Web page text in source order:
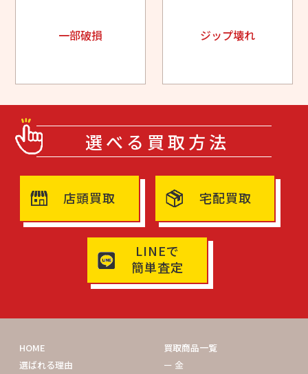
一部破損 ジップ壊れ
選べる買取方法
店頭買取 宅配買取
LINEで
簡単査定
HOME
選ばれる理由
買取商品一覧
ー 金